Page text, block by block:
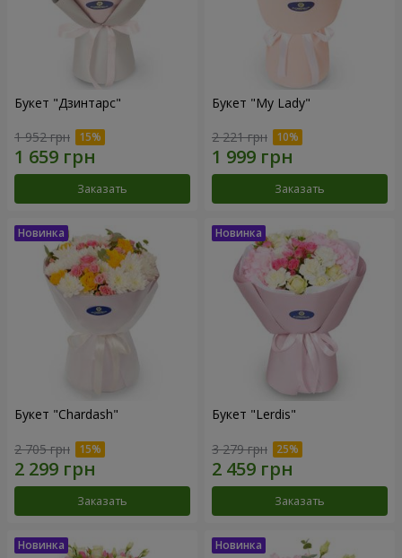
Букет "Дзинтарс"
1 952 грн
Заказать
Букет "My Lady"
2 221 грн
Заказать
Букет "Chardash"
2 705 грн
Заказать
Букет "Lerdis"
3 279 грн
Заказать